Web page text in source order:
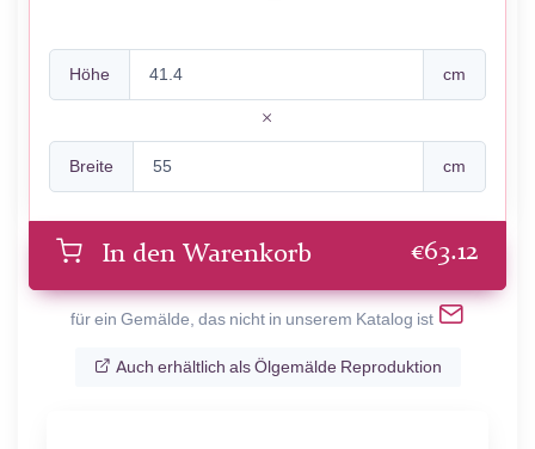
Höhe cm
Breite cm
In den Warenkorb €63.12
für ein Gemälde, das nicht in unserem Katalog ist
Auch erhältlich als Ölgemälde Reproduktion